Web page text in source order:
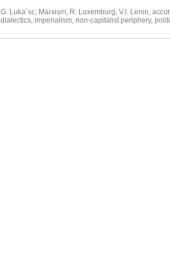
G. Luka´sc Marxism R. Luxemburg V.I. Lenin
dialectics imperialism non-capitalist periphery,